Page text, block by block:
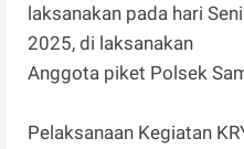
laksanakan pada hari
2025, di laksanakan
Anggota piket Polsek
Pelaksanaan Kegiatan